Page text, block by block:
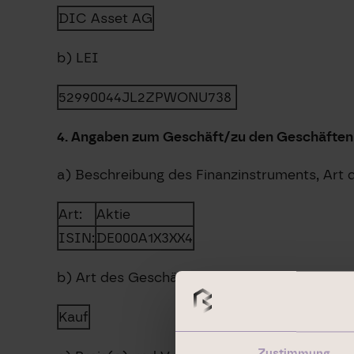
DIC Asset AG
b) LEI
52990044JL2ZPWONU738
4. Angaben zum Geschäft/zu den Geschäften
a) Beschreibung des Finanzinstruments, Art
Art:
Aktie
ISIN:DE000A1X3XX4
b) Art des Geschäfts
Kauf